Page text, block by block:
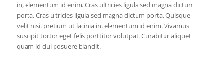
in, elementum id enim. Cras ultricies ligula sed magna dictum
porta. Cras ultricies ligula sed magna dictum porta. Quisque
velit nisi, pretium ut lacinia in, elementum id enim. Vivamus
suscipit tortor eget felis porttitor volutpat. Curabitur aliquet
quam id dui posuere blandit.